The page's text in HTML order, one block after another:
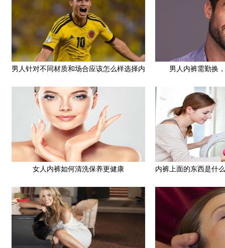
男人针对不同材质和场合应该怎么样选择内
男人内裤需勤换
女人内裤如何清洗保养更健康
内裤上面的东西是什